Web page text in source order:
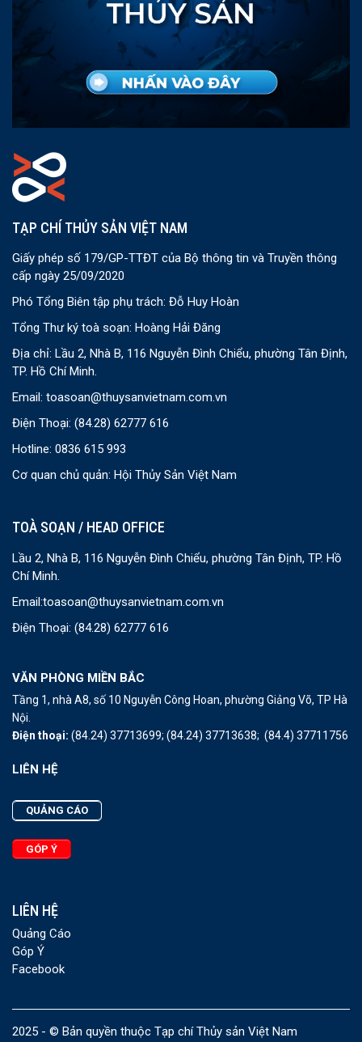
TẠP CHÍ THỦY SẢN VIỆT NAM
Giấy phép số 179/GP-TTĐT của Bộ thông tin và Truyền thông
cấp ngày 25/09/2020
Phó Tổng Biên tập phụ trách: Đỗ Huy Hoàn
Tổng Thư ký toà soạn: Hoàng Hải Đăng
Địa chỉ: Lầu 2, Nhà B, 116 Nguyễn Đình Chiểu, phường Tân Định,
TP. Hồ Chí Minh.
Email: toasoan@thuysanvietnam.com.vn
Điện Thoại: (84.28) 62777 616
Hotline: 0836 615 993
Cơ quan chủ quản: Hội Thủy Sản Việt Nam
TOÀ SOẠN / HEAD OFFICE
Lầu 2, Nhà B, 116 Nguyễn Đình Chiểu, phường Tân Định, TP. Hồ
Chí Minh.
Email:toasoan@thuysanvietnam.com.vn
Điện Thoại: (84.28) 62777 616
VĂN PHÒNG MIỀN BẮC
Tầng 1, nhà A8, số 10 Nguyễn Công Hoan, phường Giảng Võ, TP Hà
Nội.
Điện thoại: (84.24) 37713699; (84.24) 37713638; (84.4) 37711756
LIÊN HỆ
QUẢNG CÁO
GÓP Ý
LIÊN HỆ
Quảng Cáo
Góp Ý
Facebook
2025 - © Bản quyền thuộc Tạp chí Thủy sản Việt Nam